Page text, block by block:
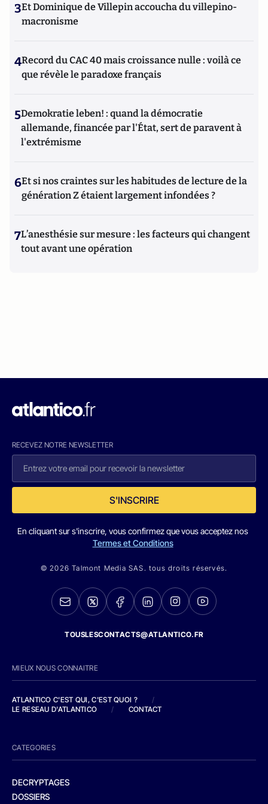
3Et Dominique de Villepin accoucha du villepino-
macronisme
4Record du CAC 40 mais croissance nulle : voilà ce
que révèle le paradoxe français
5Demokratie leben! : quand la démocratie
allemande, financée par l'État, sert de paravent à
l'extrémisme
6Et si nos craintes sur les habitudes de lecture de la
génération Z étaient largement infondées ?
7L’anesthésie sur mesure : les facteurs qui changent
tout avant une opération
RECEVEZ NOTRE NEWSLETTER
S'INSCRIRE
En cliquant sur s'inscrire, vous confirmez que vous acceptez nos
Termes et Conditions
© 2026 Talmont Media SAS. tous droits réservés.
TOUSLESCONTACTS@ATLANTICO.FR
MIEUX NOUS CONNAITRE
ATLANTICO C'EST QUI, C'EST QUOI ?
/
LE RESEAU D'ATLANTICO
/ CONTACT
CATEGORIES
DECRYPTAGES
DOSSIERS